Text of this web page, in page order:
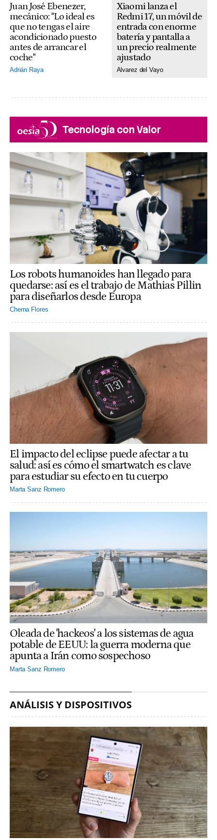
Juan José Ebenezer,
mecánico: "Lo ideal es
que no tengas el aire
acondicionado puesto
antes de arrancar el
coche"
Adrián Raya
Xiaomi lanza el
Redmi 17, un móvil de
entrada con enorme
batería y pantalla a
un precio realmente
ajustado
Alvarez del Vayo
Tecnología con Valor
Los robots humanoides han llegado para
quedarse: así es el trabajo de Mathias Pillin
para diseñarlos desde Europa
Chema Flores
El impacto del eclipse puede afectar a tu
salud: así es cómo el smartwatch es clave
para estudiar su efecto en tu cuerpo
Marta Sanz Romero
Oleada de 'hackeos' a los sistemas de agua
potable de EEUU: la guerra moderna que
apunta a Irán como sospechoso
Marta Sanz Romero
ANÁLISIS Y DISPOSITIVOS